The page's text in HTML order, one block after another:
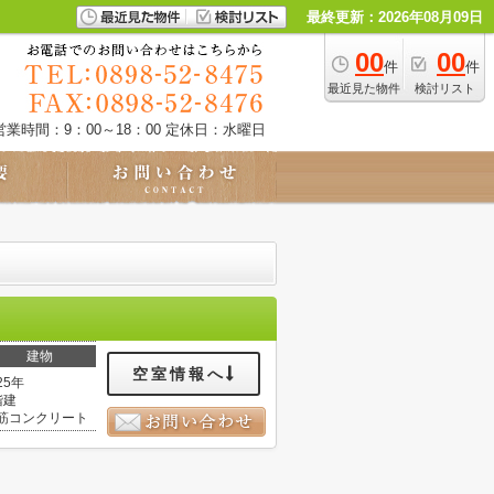
最終更新：2026年08月09日
00件
最近見た物件
00件
検討リスト
業時間：9：00～18：00 定休日：水曜日
建物
年
建
コンクリート
空室情報へ